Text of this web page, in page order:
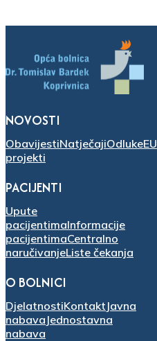
NOVOSTI
ObavijestiNatječajiOdlukeEU
projekti
PACIJENTI
Upute
pacijentimaInformacije
pacijentimaCentralno
naručivanjeListe čekanja
O BOLNICI
DjelatnostiKontakt Javna
nabava Jednostavna
nabava